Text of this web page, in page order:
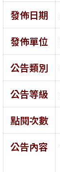
發佈日期
發佈單位
公告類別
公告等級
點閱次數
公告內容